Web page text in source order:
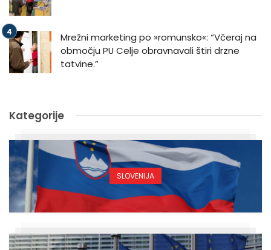
Mrežni marketing po »romunsko«: “Včeraj na
območju PU Celje obravnavali štiri drzne
tatvine.”
Kategorije
SLOVENIJA